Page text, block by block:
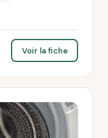
Voir la fiche